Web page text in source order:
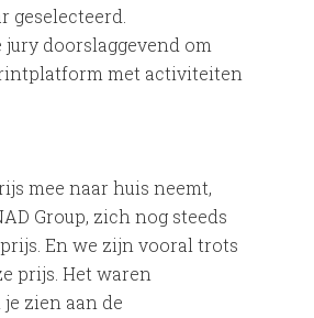
doorslaggevend om
met activiteiten
mee naar huis neemt,
Group, zich nog steeds
En we zijn vooral trots
prijs. Het waren
zien aan de